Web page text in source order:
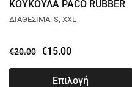
ΚΟΥΚΟΥΛΑ PACO RUBBER
HOODIE ΜΠΛΕ 2481070
ΔΙΑΘΕΣΙΜΑ: S, XXL
€20.00 €15.00
Επιλογή